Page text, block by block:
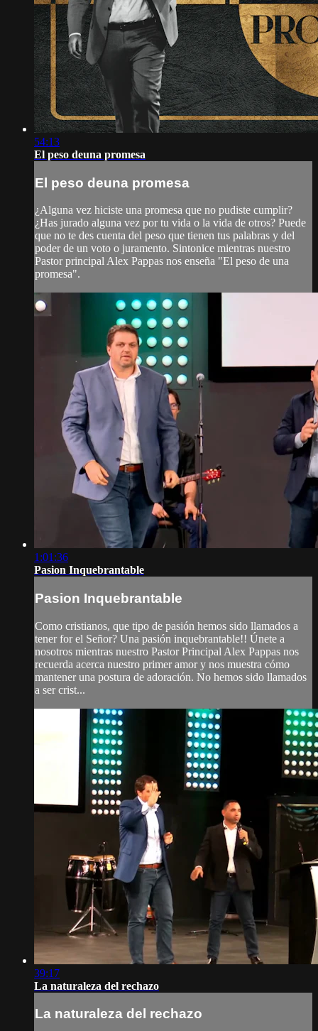
54:13
El peso deuna promesa
El peso deuna promesa
¿Alguna vez hiciste una promesa que no pudiste cumplir?
¿Has jurado alguna vez por tu vida o la vida de otros? Puede
que no te des cuenta del peso que tienen tus palabras y del
poder de un voto o juramento. Sintonice mientras nuestro
Pastor principal Alex Pappas nos enseña "El peso de una
promesa".
1:01:36
Pasion Inquebrantable
Pasion Inquebrantable
Como cristianos, que tipo de pasión hemos sido llamados a
tener for el Señor? Una pasión inquebrantable!! Únete a
nosotros mientras nuestro Pastor Principal Alex Pappas nos
recuerda acerca nuestro primer amor y nos muestra cómo
mantener una postura de adoración. No hemos sido llamados
a ser crist...
39:17
La naturaleza del rechazo
La naturaleza del rechazo